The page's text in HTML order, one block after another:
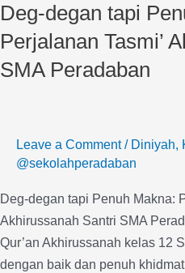
Deg-degan tapi
Perjalanan Tasmi’
SMA Peradaban
Leave a Comment / Diniyah,
@sekolahperadaban
Deg-degan tapi Penuh Makna:
Akhirussanah Santri SMA
Qur’an Akhirussanah kelas 12
dengan baik dan penuh
tapi
Penuh
Makna:
Perjalanan
Santri
SMA